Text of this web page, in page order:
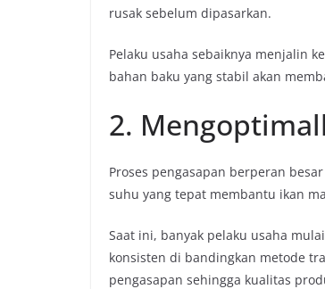
rusak sebelum dipasarkan.
Pelaku usaha sebaiknya menjalin
bahan baku yang stabil akan
2.
Proses pengasapan berperan
suhu yang tepat membantu ikan
Saat ini, banyak pelaku usaha
konsisten di bandingkan metode
pengasapan sehingga kualitas